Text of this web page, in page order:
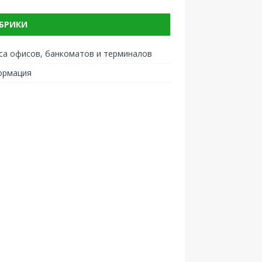
офисов, банкоматов и терминалов